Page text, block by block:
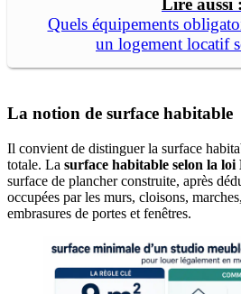
Quels équipements
un logement locatif
La notion de surface habitable
Il convient de distinguer la surface
totale. La surface habitable selon la loi
surface de plancher construite, après
occupées par les murs, cloisons,
embrasures de portes et fenêtres.